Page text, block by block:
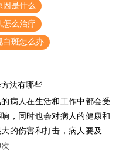
因是什么
怎么治疗
白斑怎么办
法有哪些
病人在生活和工作中都会受
，同时也会对病人的健康和
的伤害和打击，病人要及时
次